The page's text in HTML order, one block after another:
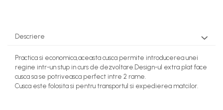
Descriere
Practica si economica,aceasta cusca permite introducerea unei
regine intr-un stup in curs de dezvoltare.Design-ul extra plat face
cusca sa se potriveasca perfect intre 2 rame.
Cusca este folosita si pentru transportul si expedierea matcilor.